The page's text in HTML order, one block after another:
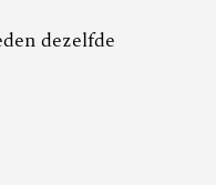
dezelfde